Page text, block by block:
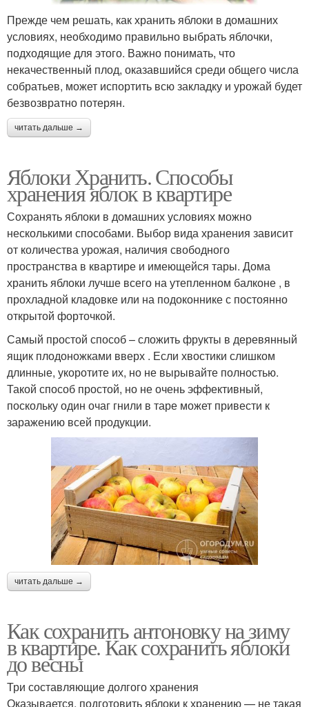
Прежде чем решать, как хранить яблоки в домашних
условиях, необходимо правильно выбрать яблочки,
подходящие для этого. Важно понимать, что
некачественный плод, оказавшийся среди общего числа
собратьев, может испортить всю закладку и урожай будет
безвозвратно потерян.
читать дальше →
Яблоки Хранить. Способы
хранения яблок в квартире
Сохранять яблоки в домашних условиях можно
несколькими способами. Выбор вида хранения зависит
от количества урожая, наличия свободного
пространства в квартире и имеющейся тары. Дома
хранить яблоки лучше всего на утепленном балконе , в
прохладной кладовке или на подоконнике с постоянно
открытой форточкой.
Самый простой способ – сложить фрукты в деревянный
ящик плодоножками вверх . Если хвостики слишком
длинные, укоротите их, но не вырывайте полностью.
Такой способ простой, но не очень эффективный,
поскольку один очаг гнили в таре может привести к
заражению всей продукции.
читать дальше →
Как сохранить антоновку на зиму
в квартире. Как сохранить яблоки
до весны
Три составляющие долгого хранения
Оказывается, подготовить яблоки к хранению — не такая